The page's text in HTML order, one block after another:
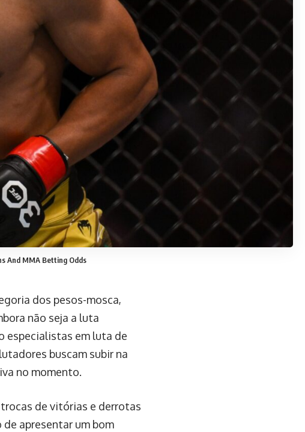
And MMA Betting Odds
dos pesos-mosca,
não seja a luta
especialistas em luta de
buscam subir na
no momento.
de vitórias e derrotas
apresentar um bom